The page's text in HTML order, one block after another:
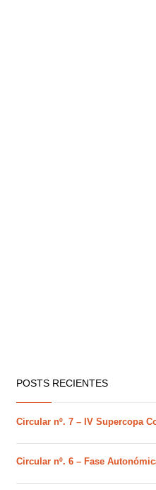
POSTS RECIENTES
Circular nº. 7 – IV Supercopa
Circular nº. 6 – Fase